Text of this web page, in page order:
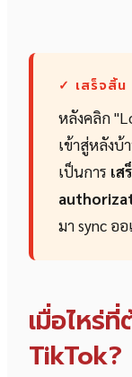
✓ เสร็จสิ้น
หลังคลิก
เข้าสู่หลังบ้
เป็นการ เส
มา sync อ
เมื่อไหร่
TikTok?